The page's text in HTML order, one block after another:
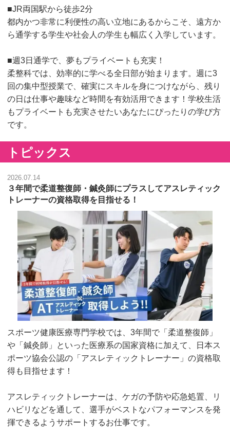
■JR両国駅から徒歩2分
都内かつ非常に利便性の高い立地にあるからこそ、遠方か
ら通学する学生や社会人の学生も幅広く入学しています。
■週3日通学で、夢もプライベートも充実！
柔整科では、効率的に学べる全日部が始まります。週に3
回の集中型授業で、確実にスキルを身につけながら、残り
の日は仕事や趣味など時間を有効活用できます！学校生活
もプライベートも充実させたいあなたにぴったりの学び方
です。
トピックス
2026.07.14
３年間で柔道整復師・鍼灸師にプラスしてアスレティック
トレーナーの資格取得を目指せる！
スポーツ健康医療専門学校では、3年間で「柔道整復師」
や「鍼灸師」といった医療系の国家資格に加えて、日本ス
ポーツ協会公認の「アスレティックトレーナー」の資格取
得も目指せます！
アスレティックトレーナーは、ケガの予防や応急処置、リ
ハビリなどを通して、選手がベストなパフォーマンスを発
揮できるようサポートするお仕事です。